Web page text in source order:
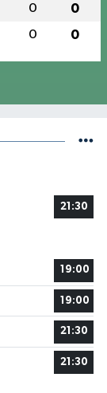
0 0
0 0
21:30
19:00
19:00
21:30
21:30